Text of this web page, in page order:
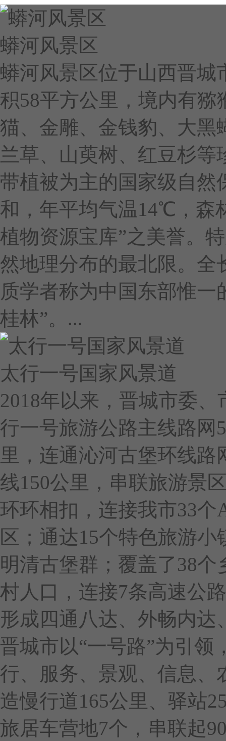
蟒河风景区
蟒河风景区位于山西晋城
积58平方公里，境内有
猫、金雕、金钱豹、大黑
兰草、山萸树、红豆杉
带植被为主的国家级自然
和，年平均气温14℃，森
植物资源宝库”之美誉。
然地理分布的最北限。全
质学者称为中国东部惟
桂林”。...
太行一号国家风景道
2018年以来，晋城市委
行一号旅游公路主线路网
里，连通沁河古堡环线路
线150公里，串联旅游景
环环相扣，连接我市33
区；通达15个特色旅游小
明清古堡群；覆盖了38个
村人口，连接7条高速公
形成四通八达、外畅内达
晋城市以“一号路”为引
行、服务、景观、信息、
造慢行道165公里、驿站
旅居车营地7个，串联起